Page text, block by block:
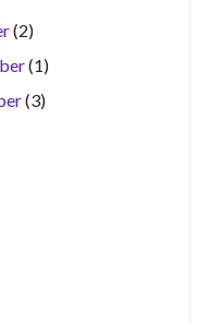
(2)
(1)
(3)